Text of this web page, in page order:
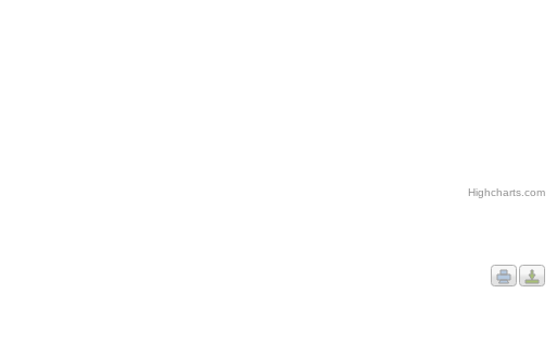
Highcharts.com